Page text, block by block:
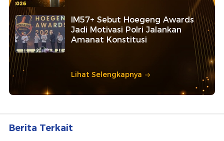
IM57+ Sebut Hoegeng Awards
Jadi Motivasi Polri Jalankan
Amanat Konstitusi
Lihat Selengkapnya
Berita Terkait